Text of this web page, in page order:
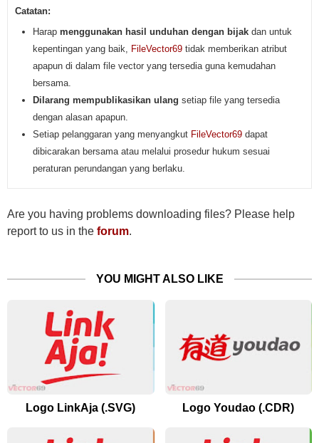
Catatan:
Harap menggunakan hasil unduhan dengan bijak dan untuk
kepentingan yang baik, FileVector69 tidak memberikan atribut
apapun di dalam file vector yang tersedia guna kemudahan
bersama.
Dilarang mempublikasikan ulang setiap file yang tersedia
dengan alasan apapun.
Setiap pelanggaran yang menyangkut FileVector69 dapat
dibicarakan bersama atau melalui prosedur hukum sesuai
peraturan perundangan yang berlaku.
Are you having problems downloading files? Please help
report to us in the forum.
YOU MIGHT ALSO LIKE
Logo LinkAja (.SVG) Logo Youdao (.CDR)